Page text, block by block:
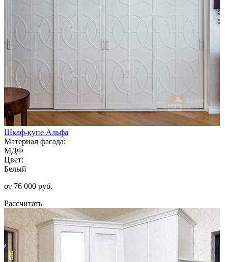
Шкаф-купе Альфа
Материал фасада:
МДФ
Цвет:
Белый
от 76 000 руб.
Рассчитать